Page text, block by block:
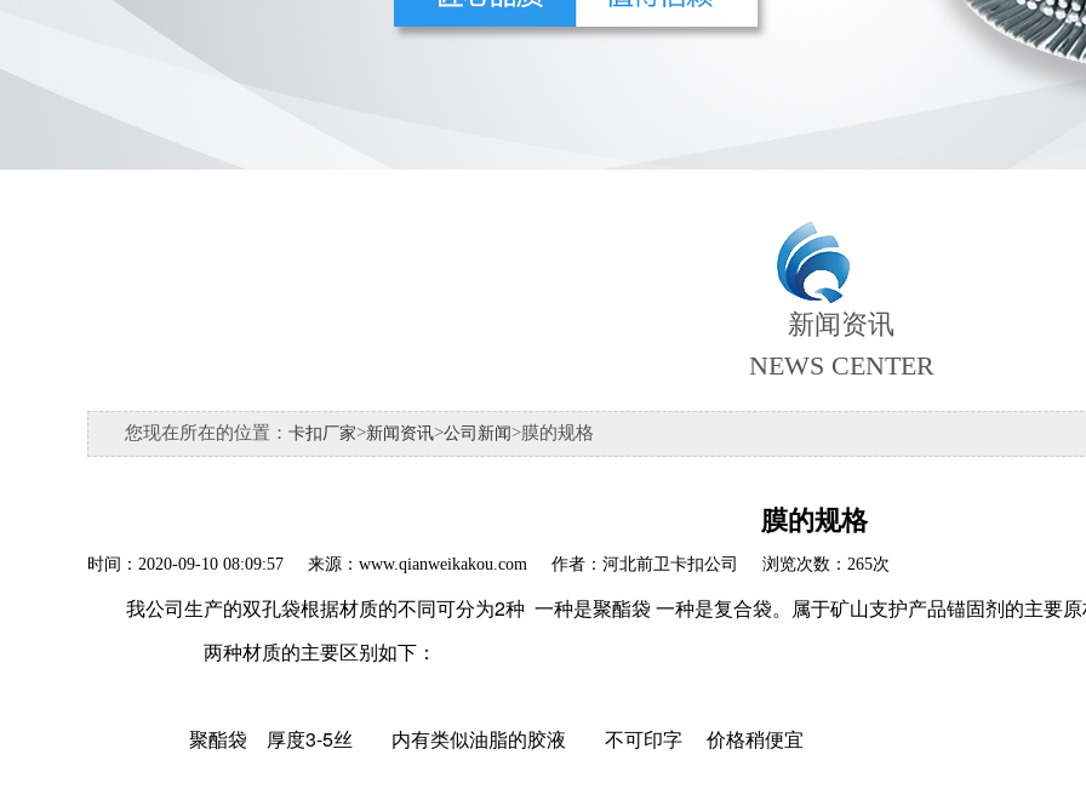
新闻资讯
NEWS CENTER
您现在所在的位置： 卡扣厂家>新闻资讯>公司新闻>膜的规格
膜的规格
时间：2020-09-10 08:09:57 来源：www.qianweikakou.com 作者：河北前卫卡扣公司 浏览次数：265次
我公司生产的双孔袋根据材质的不同可分为2种 一种是聚酯袋 一种是复合袋。属于矿山支护产品锚固剂的主要
两种材质的主要区别如下：
聚酯袋 厚度3-5丝 内有类似油脂的胶液 不可印字 价格稍便宜